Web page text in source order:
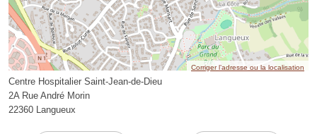
Corriger l’adresse ou la localisation
Centre Hospitalier Saint-Jean-de-Dieu
2A Rue André Morin
22360 Langueux